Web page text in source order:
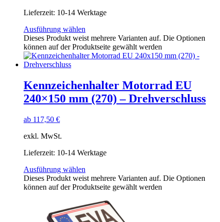
Lieferzeit: 10-14 Werktage
Ausführung wählen
Dieses Produkt weist mehrere Varianten auf. Die Optionen
können auf der Produktseite gewählt werden
Kennzeichenhalter Motorrad EU
240×150 mm (270) – Drehverschluss
ab 117,50 €
exkl. MwSt.
Lieferzeit: 10-14 Werktage
Ausführung wählen
Dieses Produkt weist mehrere Varianten auf. Die Optionen
können auf der Produktseite gewählt werden